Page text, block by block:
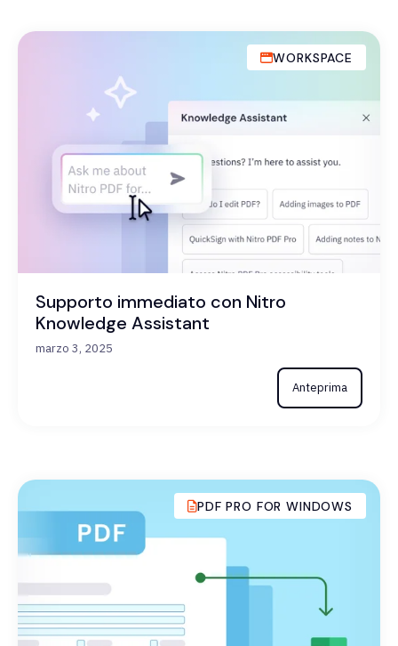
WORKSPACE
Supporto immediato con Nitro
Knowledge Assistant
marzo 3, 2025
Anteprima
PDF PRO FOR WINDOWS